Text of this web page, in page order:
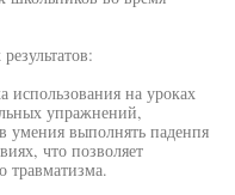
использования на уроках
упражнений,
выполнять паденпя
что позволяет
травматизма.